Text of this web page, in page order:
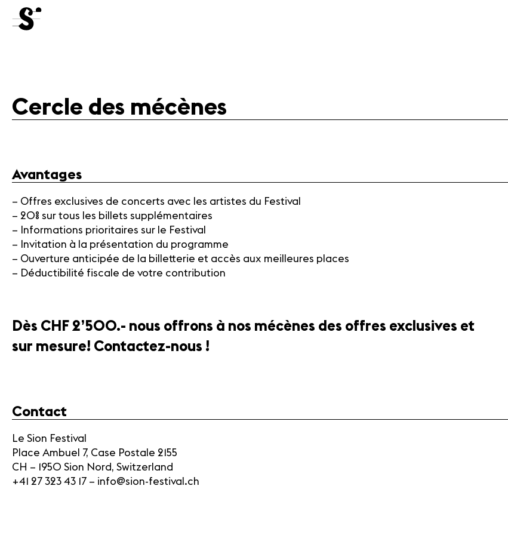
Médiation
de
presse
Emplois
A propos
Mentions
Contact
Cercle des mécènes
Avantages
– Offres exclusives de concerts avec les artistes du Festival
– 20% sur tous les billets supplémentaires
– Informations prioritaires sur le Festival
– Invitation à la présentation du programme
– Ouverture anticipée de la billetterie et accès aux meilleures places
– Déductibilité fiscale de votre contribution
Dès CHF 2’500.- nous offrons à nos mécènes des offres exclusives et
sur mesure! Contactez-nous !
Contact
Le Sion Festival
Place Ambuel 7, Case Postale 2155
CH – 1950 Sion Nord, Switzerland
+41 27 323 43 17 – info@sion-festival.ch